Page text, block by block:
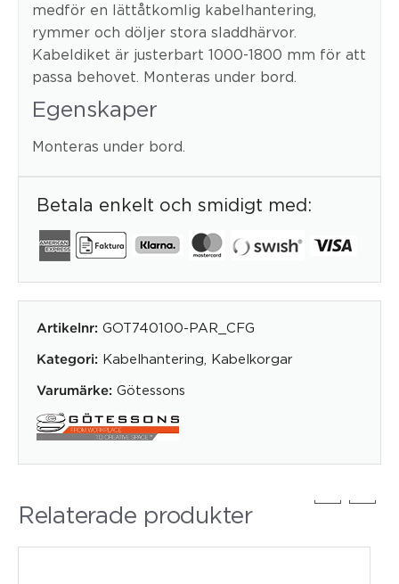
medför en lättåtkomlig kabelhantering,
rymmer och döljer stora sladdhärvor.
Kabeldiket är justerbart 1000-1800 mm för att
passa behovet. Monteras under bord.
Egenskaper
Monteras under bord.
Betala enkelt och smidigt med:
Artikelnr: GOT740100-PAR_CFG
Kategori: Kabelhantering Kabelkorgar
Varumärke: Götessons
Relaterade produkter